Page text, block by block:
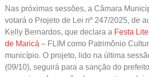
Nas próximas sessões, a Câmara
votará o Projeto de Lei nº 247/2025, de
Kelly Bernardos, que declara a Festa
de Maricá – FLIM como Patrimônio
município. O projeto, lido na última
(09/10), seguirá para a sanção do